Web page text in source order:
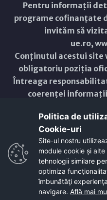
Pentru informații
programe cofinanțate
invităm să
ue.ro,
Conținutul acestui site
obligatoriu poziția
Întreaga
coerenței
Copyright © 2021 - 2026 -
ResponsiveVoice
Non-Commercial
Politica de
Cookie-uri‎
Site-ul nostru
module cookie și alte
tehnologii similare
optimiza
îmbunătăţi
navigare. Află mai